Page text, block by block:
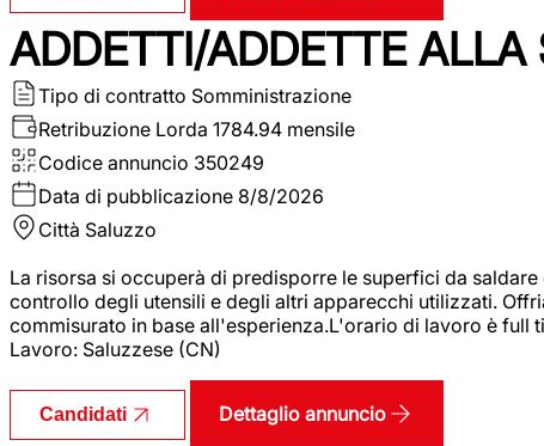
ADDETTI/ADDETTE
Tipo di contratto Somministrazione
Retribuzione Lorda 1784.94 mensile
Codice annuncio 350249
Data di pubblicazione 8/8/2026
Città Saluzzo
La risorsa si occuperà di predisporre le superfici da
controllo degli utensili e degli altri apparecchi utilizzati.
commisurato in base all'esperienza.L'orario di lavoro è full
Lavoro: Saluzzese (CN)
Candidati Dettaglio annuncio